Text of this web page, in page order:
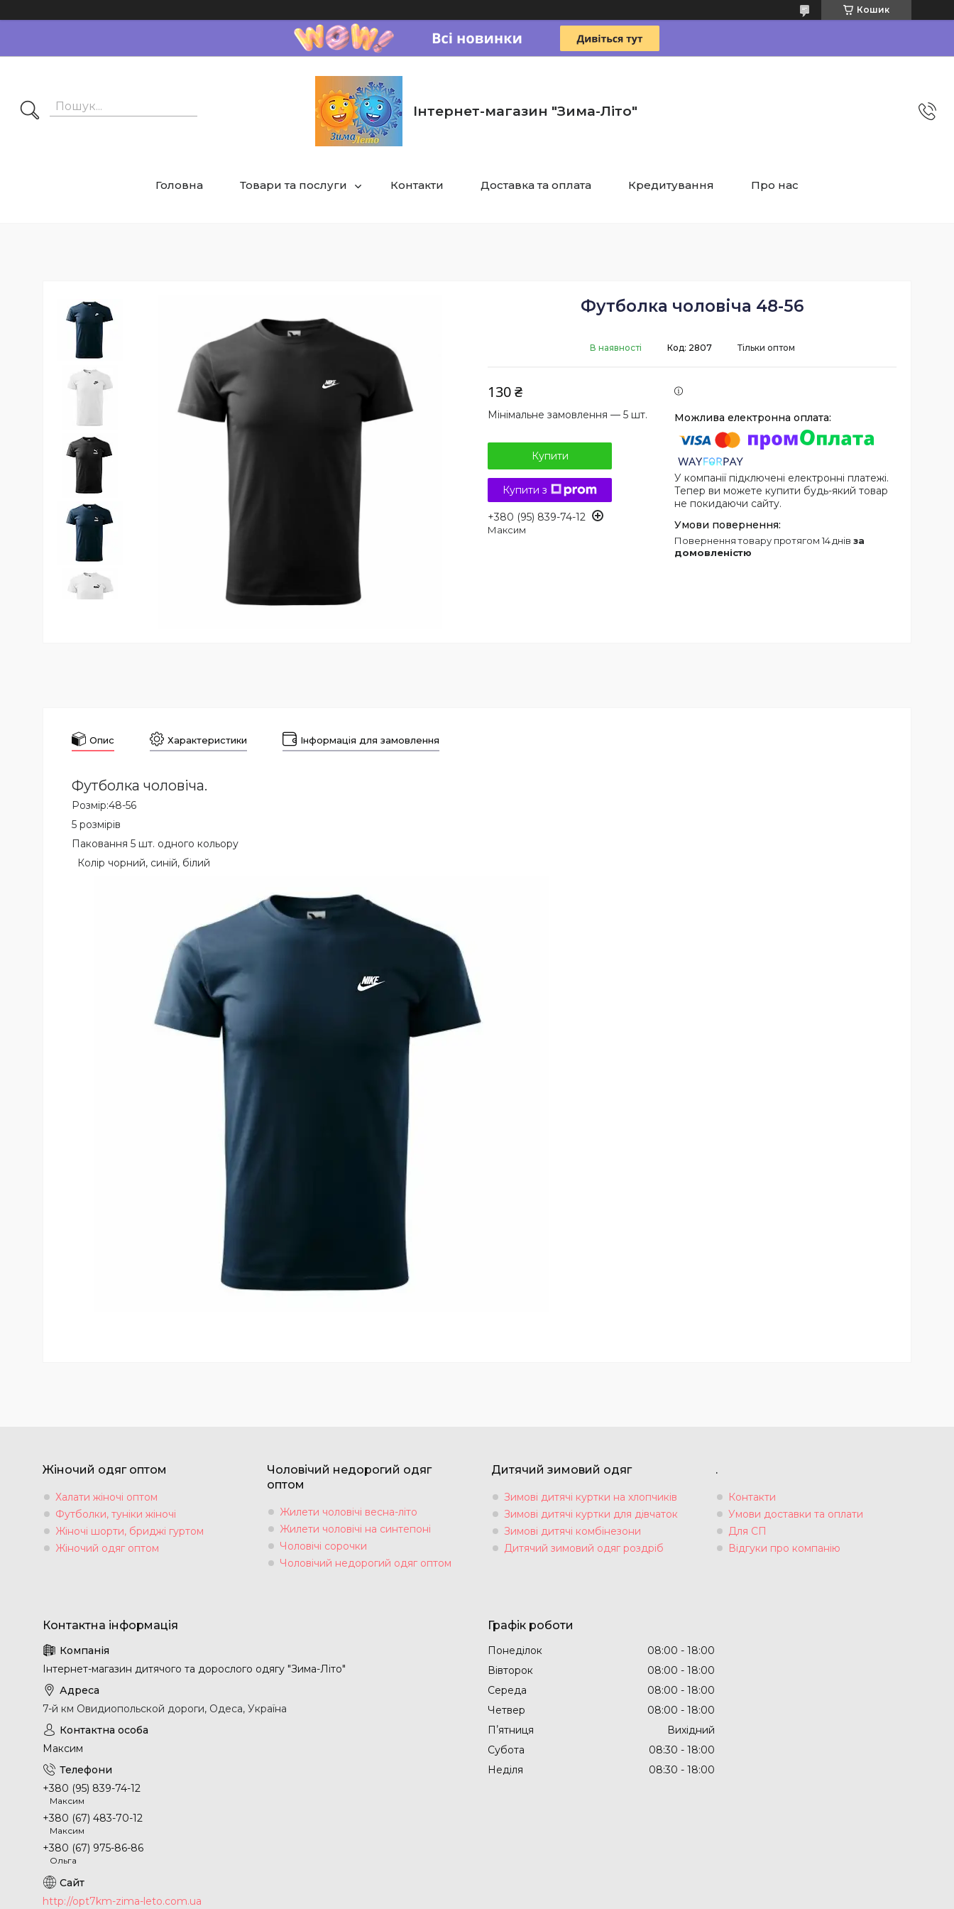
Кошик
Інтернет-магазин "Зима-Літо"
Головна Товари та послуги Контакти Доставка та оплата Кредитування Про нас
Футболка чоловіча 48-56
В наявності Тільки оптом
Код: 2807
130 ₴
Мінімальне замовлення — 5 шт.
Купити
Купити з
+380 (95) 839-74-12
Максим
У компанії підключені електронні платежі.
Тепер ви можете купити будь-який товар
не покидаючи сайту.
повернення товару протягом 14 днів за
домовленістю
Опис Характеристики Інформація для замовлення
Футболка чоловіча.
Розмір:48-56
5 розмірів
Паковання 5 шт. одного кольору
Колір чорний, синій, білий
Жіночий одяг оптом
Халати жіночі оптом
Футболки, туніки жіночі
Жіночі шорти, бриджі гуртом
Жіночий одяг оптом
Чоловічий недорогий одяг
оптом
Жилети чоловічі весна-літо
Жилети чоловічі на синтепоні
Чоловічі сорочки
Чоловічий недорогий одяг оптом
Дитячий зимовий одяг
Зимові дитячі куртки на хлопчиків
Зимові дитячі куртки для дівчаток
Зимові дитячі комбінезони
Дитячий зимовий одяг роздріб
.
Контакти
Умови доставки та оплати
Для СП
Відгуки про компанію
Інтернет-магазин дитячого та дорослого одягу "Зима-Літо"
7-й км Овидиопольской дороги, Одеса, Україна
Максим
+380 (95) 839-74-12
Максим
+380 (67) 483-70-12
Максим
+380 (67) 975-86-86
Ольга
http://opt7km-zima-leto.com.ua
Графік роботи
Понеділок 08:00
18:00
Вівторок
08:00
18:00
Середа
08:00
18:00
Четвер
08:00
18:00
Пʼятниця
Вихідний
Субота
08:30
18:00
Неділя
08:30 18:00